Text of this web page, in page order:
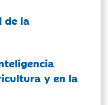
de la
y en la